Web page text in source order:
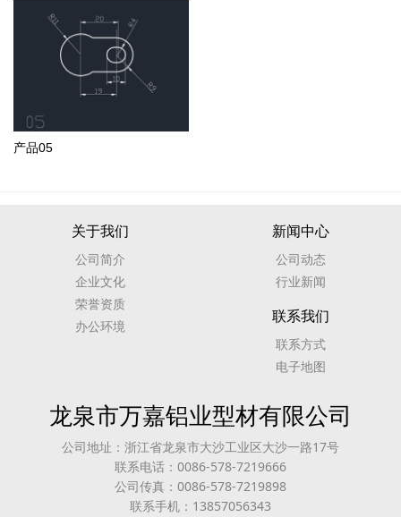
产品05
关于我们
公司简介
企业文化
荣誉资质
办公环境
新闻中心
公司动态
行业新闻
联系我们
联系方式
电子地图
龙泉市万嘉铝业型材有限公司
公司地址：浙江省龙泉市大沙工业区大沙一路17号
联系电话：0086-578-7219666
公司传真：0086-578-7219898
联系手机：13857056343